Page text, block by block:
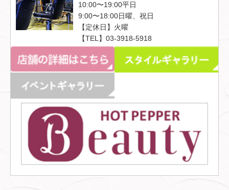
10:00〜19:00平日
9:00〜18:00日曜、祝日
【定休日】火曜
【TEL】03-3918-5918